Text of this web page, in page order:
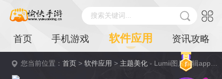
搜索关键词...
首页 手机游戏 软件应用 资讯攻略
您当前位置：首页 >软件应用 > 主题美化 - Lumii图片编辑app详情